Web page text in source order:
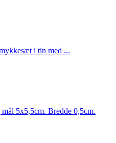
i tin med ...
5x5,5cm. Bredde 0,5cm.